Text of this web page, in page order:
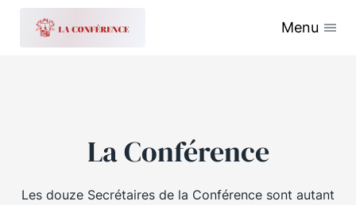
Menu
La Conférence
Les douze Secrétaires de la Conférence sont autant